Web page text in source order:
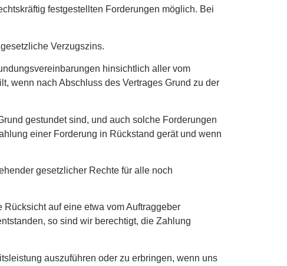
festgestellten Forderungen möglich. Bei
Verzugszins.
hinsichtlich aller vom
wenn nach Abschluss des Vertrages Grund zu der
gestundet sind, und auch solche Forderungen
einer Forderung in Rückstand gerät und wenn
gesetzlicher Rechte für alle noch
auf eine etwa vom Auftraggeber
so sind wir berechtigt, die Zahlung
auszuführen oder zu erbringen, wenn uns